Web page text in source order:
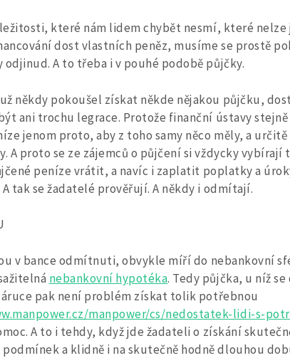
které nám lidem chybět nesmí, které nelze
dost vlastních peněz, musíme se prostě
A to třeba i v pouhé podobě půjčky.
někdy pokoušel získat někde nějakou půjčku,
ani trochu legrace. Protože finanční ústavy
jenom proto, aby z toho samy něco měly, a
A proto se ze zájemců o půjčení si vždycky
peníze vrátit, a navíc i zaplatit poplatky a
tak se žadatelé prověřují. A někdy i odmítají.
v bance odmítnuti, obvykle míří do nebankovní
nebankovní hypotéka. Tedy půjčka, u níž
pak není problém získat tolik potřebnou
manpower/cs/nedostatek-lidi-s-
A to i tehdy, když jde žadateli o získání
a klidně i na skutečně hodně dlouhou